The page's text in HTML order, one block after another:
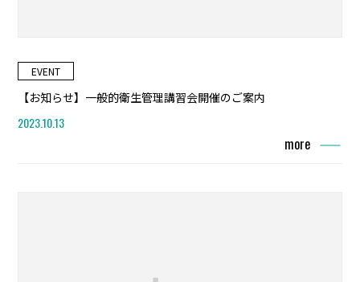
EVENT
【お知らせ】一般的衛生管理講習会開催のご案内
2023.10.13
more